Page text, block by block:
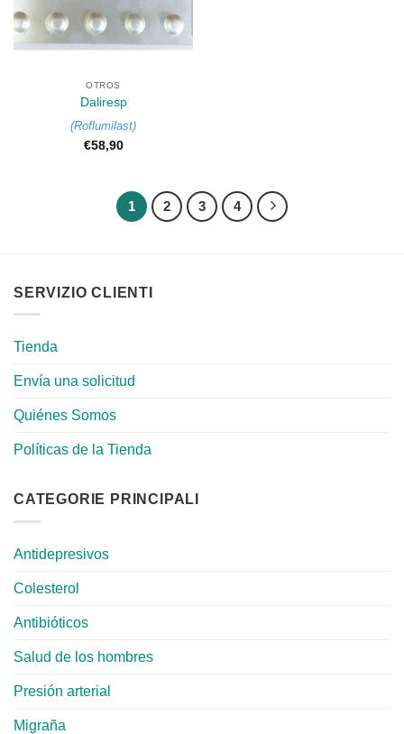
OTROS
Daliresp
(Roflumilast)
€58,90
1 2 3 4
SERVIZIO CLIENTI
Tienda
Envía una solicitud
Quiénes Somos
Políticas de la Tienda
CATEGORIE PRINCIPALI
Antidepresivos
Colesterol
Antibióticos
Salud de los hombres
Presión arterial
Migraña